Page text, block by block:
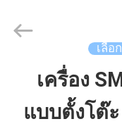
2026
CHARMHIGH
เลือ
เครื่อง
แบบตั้งโต๊